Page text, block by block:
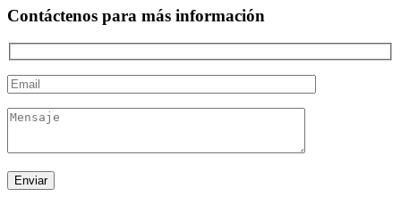
Contáctenos para más información